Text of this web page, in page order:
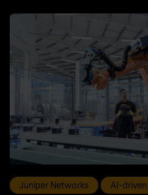
Juniper Networks AI-